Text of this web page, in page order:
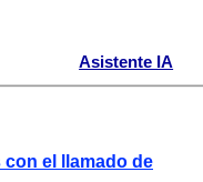
Asistente IA
con el llamado de